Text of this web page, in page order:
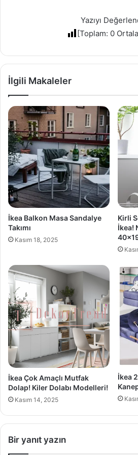
Yazıyı
[Toplam: 0
İlgili Makaleler
İkea Balkon Masa Sandalye
Takımı
Kasım 18, 2025
Kirli
İkea!
İkea Çok Amaçlı Mutfak
Dolap! Kiler Dolabı Modelleri!
Kasım 14, 2025
İkea
Bir yanıt yazın